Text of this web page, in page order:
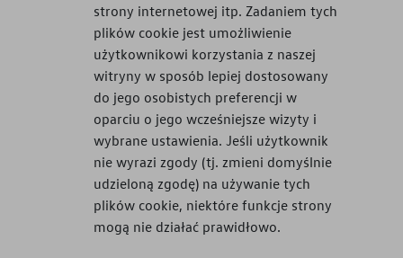
strony internetowej itp. Zadaniem tych
plików cookie jest umożliwienie
użytkownikowi korzystania z naszej
witryny w sposób lepiej dostosowany
do jego osobistych preferencji w
oparciu o jego wcześniejsze wizyty i
wybrane ustawienia. Jeśli użytkownik
nie wyrazi zgody (tj. zmieni domyślnie
udzieloną zgodę) na używanie tych
plików cookie, niektóre funkcje strony
mogą nie działać prawidłowo.